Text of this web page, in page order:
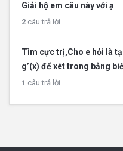
Giải hộ em câu này với ạ
2 câu trả lời
Tìm cực trị,Cho e hỏi là
g’(x) để xét trong bảng
1 câu trả lời